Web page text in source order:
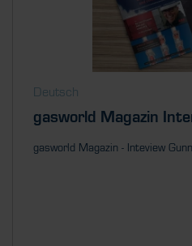
Deutsch
gasworld Magazin
gasworld Magazin - Inteview